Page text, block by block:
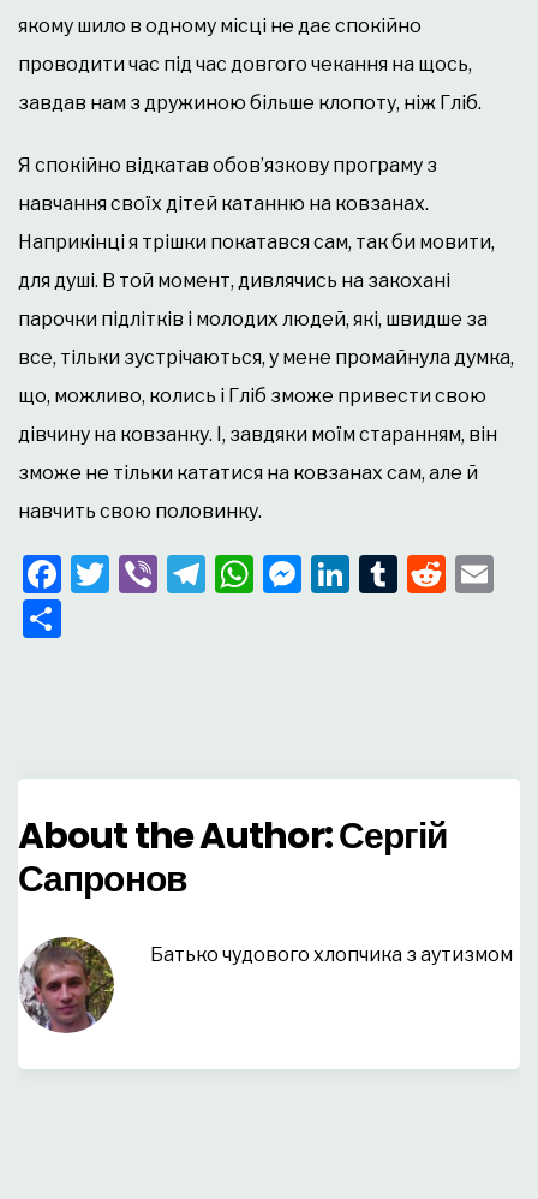
якому шило в одному місці не дає спокійно
проводити час під час довгого чекання на щось,
завдав нам з дружиною більше клопоту, ніж Гліб.
Я спокійно відкатав обов’язкову програму з
навчання своїх дітей катанню на ковзанах.
Наприкінці я трішки покатався сам, так би мовити,
для душі. В той момент, дивлячись на закохані
парочки підлітків і молодих людей, які, швидше за
все, тільки зустрічаються, у мене промайнула думка,
що, можливо, колись і Гліб зможе привести свою
дівчину на ковзанку. І, завдяки моїм старанням, він
зможе не тільки кататися на ковзанах сам, але й
навчить свою половинку.
Facebook
Twitter
ViberTelegram
WhatsApp
Messenger
LinkedIn
Tumblr
About the Author:Сергій
Сапронов
Батько чудового хлопчика з аутизмом